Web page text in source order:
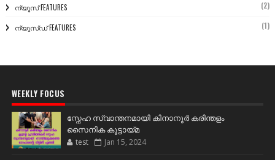
ന്യൂസ് FEATURES (2)
ന്യൂസ്ഡ് FEATURES (1)
WEEKLY FOCUS
സ്നേഹ സ്വാന്തനമായി കിനാനൂർ കരിന്തളം
സൈനിക കൂട്ടായ്മ
test Jan 15, 2024